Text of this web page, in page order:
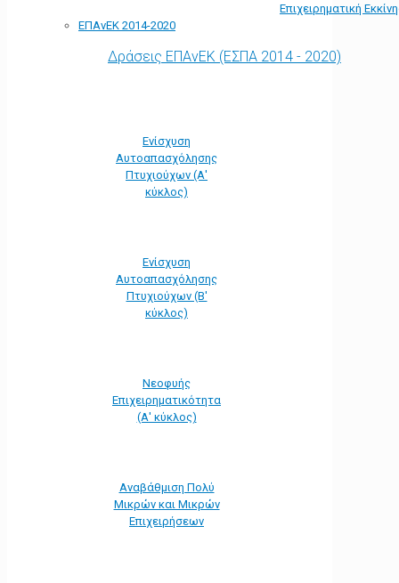
Επιχειρηματική
ΕΠΑνΕΚ 2014-2020
Δράσεις ΕΠΑνΕΚ (ΕΣΠΑ 2014 - 2020)
Ενίσχυση
Αυτοαπασχόλησης
Πτυχιούχων (Α'
κύκλος)
Ενίσχυση
Αυτοαπασχόλησης
Πτυχιούχων (Β'
κύκλος)
Νεοφυής
Επιχειρηματικότητα
(Α' κύκλος)
Αναβάθμιση Πολύ
Μικρών και Μικρών
Επιχειρήσεων